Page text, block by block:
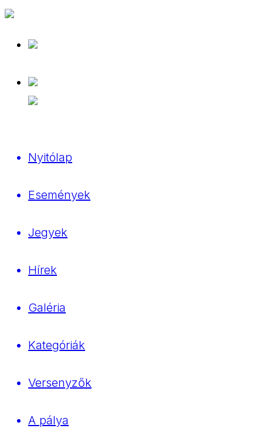
Nyitólap
Események
Jegyek
Hírek
Galéria
Kategóriák
Versenyzők
A pálya